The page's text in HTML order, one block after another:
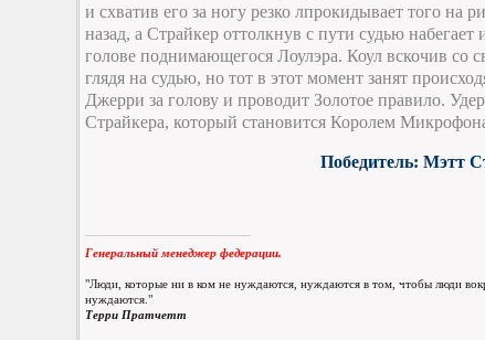
и схватив его за ногу резко лпрокидывает того на
назад, а Страйкер оттолкнув с пути судью
голове поднимающегося Лоулэра. Коул вскочив со
глядя на судью, но тот в этот момент занят
Джерри за голову и проводит Золотое правило.
Страйкера, который становится Королем
Победитель: Мэтт
Генеральный менеджер федерации.
"Люди, которые ни в ком не нуждаются, нуждаются в том, чтобы люди
нуждаются."
Терри Пратчетт